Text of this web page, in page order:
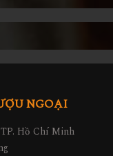
NGOẠI
Hồ Chí Minh